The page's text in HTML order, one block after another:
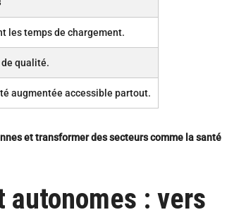
les temps de chargement.
qualité.
augmentée accessible partout.
et transformer des secteurs comme la santé
: vers